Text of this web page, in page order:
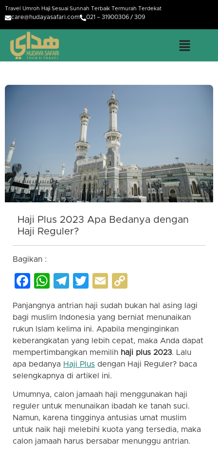
Travel Umroh Haji Sesuai Sunnah Terbaik Termurah Terdekat
care@hudayasafari.com 021 – 31900306 / 309
Haji Plus 2023 Apa Bedanya dengan
Haji Reguler?
Bagikan :
Facebook
WhatsApp
Telegram
Twitter
Email
Panjangnya antrian haji sudah bukan hal asing lagi
bagi muslim Indonesia yang berniat menunaikan
rukun Islam kelima ini. Apabila menginginkan
keberangkatan yang lebih cepat, maka Anda dapat
mempertimbangkan memilih haji plus 2023. Lalu
apa bedanya Haji Plus dengan Haji Reguler? baca
selengkapnya di artikel ini.
Umumnya, calon jamaah haji menggunakan haji
reguler untuk menunaikan ibadah ke tanah suci.
Namun, karena tingginya antusias umat muslim
untuk naik haji melebihi kuota yang tersedia, maka
calon jamaah harus bersabar menunggu antrian.